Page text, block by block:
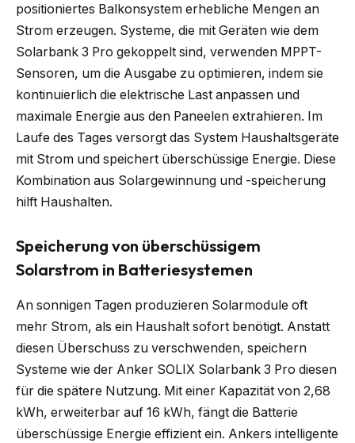
positioniertes Balkonsystem erhebliche Mengen an
Strom erzeugen. Systeme, die mit Geräten wie dem
Solarbank 3 Pro gekoppelt sind, verwenden MPPT-
Sensoren, um die Ausgabe zu optimieren, indem sie
kontinuierlich die elektrische Last anpassen und
maximale Energie aus den Paneelen extrahieren. Im
Laufe des Tages versorgt das System Haushaltsgeräte
mit Strom und speichert überschüssige Energie. Diese
Kombination aus Solargewinnung und -speicherung
hilft Haushalten.
Speicherung von überschüssigem
Solarstrom in Batteriesystemen
An sonnigen Tagen produzieren Solarmodule oft
mehr Strom, als ein Haushalt sofort benötigt. Anstatt
diesen Überschuss zu verschwenden, speichern
Systeme wie der Anker SOLIX Solarbank 3 Pro diesen
für die spätere Nutzung. Mit einer Kapazität von 2,68
kWh, erweiterbar auf 16 kWh, fängt die Batterie
überschüssige Energie effizient ein. Ankers intelligente